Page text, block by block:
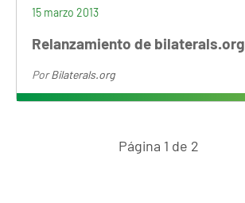
15 marzo 2013
Relanzamiento de bilaterals.org
PorBilaterals.org
Página 1 de 2